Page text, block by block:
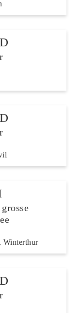
Winterthur